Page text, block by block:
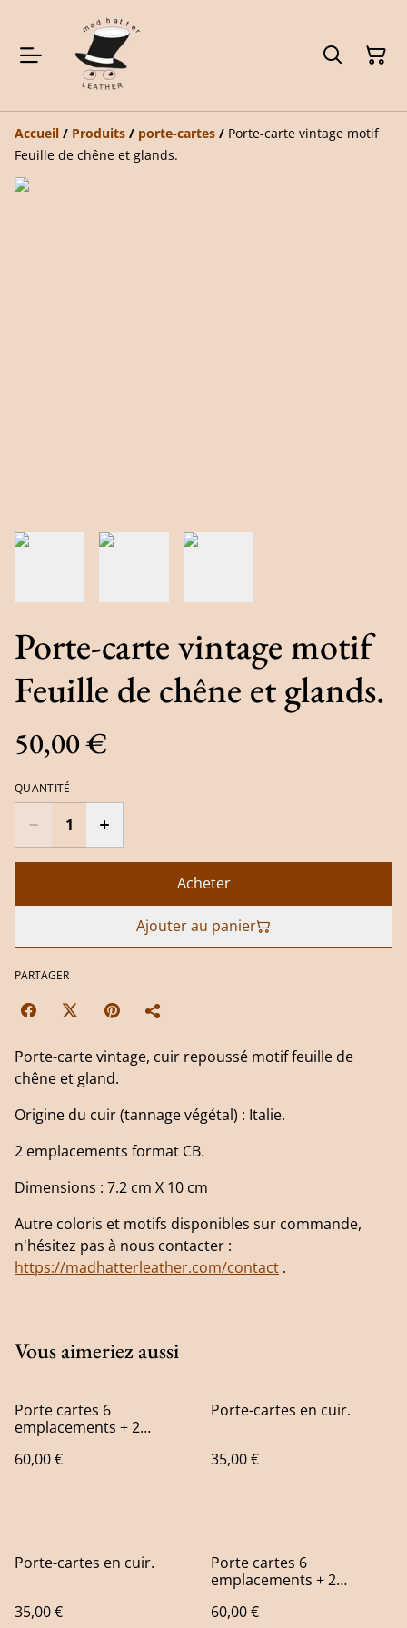
Accueil / Produits / porte-cartes / Porte-carte vintage motif
Feuille de chêne et glands.
Porte-carte vintage motif
Feuille de chêne et glands.
50,00 €
QUANTITÉ
Acheter
Ajouter au panier
PARTAGER
Porte-carte vintage, cuir repoussé motif feuille de
chêne et gland.
Origine du cuir (tannage végétal) : Italie.
2 emplacements format CB.
Dimensions : 7.2 cm X 10 cm
Autre coloris et motifs disponibles sur commande,
n'hésitez pas à nous contacter :
https://madhatterleather.com/contact .
Vous aimeriez aussi
Porte cartes 6
emplacements + 2
60,00 €
Porte-cartes en cuir.
35,00 €
Porte-cartes en cuir.
35,00 €
Porte cartes 6
emplacements + 2
motif carpe Koï.
60,00 €